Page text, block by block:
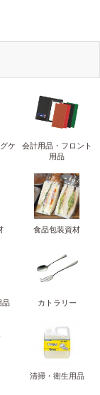
ケ
会計用品・フロント
用品
食品包装資材
品 カトラリー
清掃・衛生用品